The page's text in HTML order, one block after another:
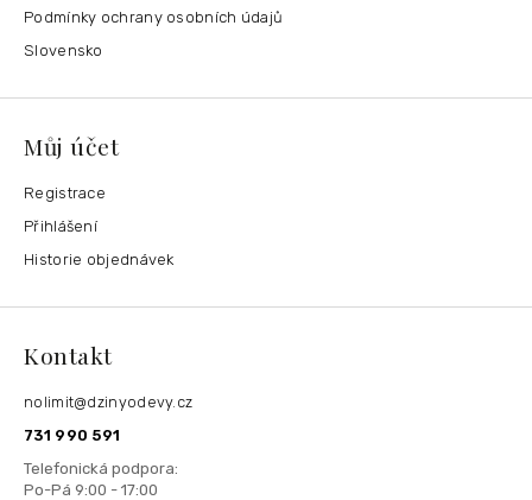
Podmínky ochrany osobních údajů
Slovensko
Můj účet
Registrace
Přihlášení
Historie objednávek
Kontakt
nolimit@dzinyodevy.cz
731 990 591